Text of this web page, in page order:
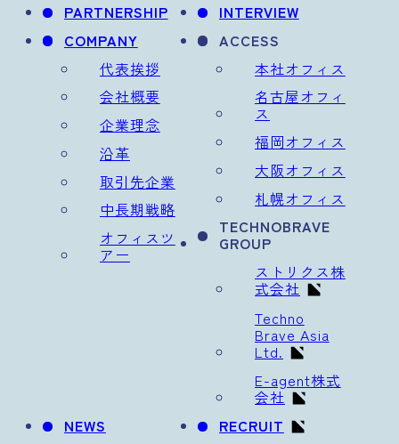
PARTNERSHIP
INTERVIEW
COMPANY
代表挨拶
会社概要
企業理念
沿革
取引先企業
中長期戦略
オフィスツ
アー
ACCESS
本社オフィス
名古屋オフィ
ス
福岡オフィス
大阪オフィス
札幌オフィス
TECHNOBRAVE
GROUP
ストリクス株
式会社
Techno
Brave Asia
Ltd.
E-agent株式
会社
NEWS
RECRUIT